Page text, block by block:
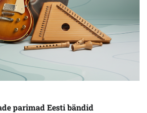
parimad Eesti bändid